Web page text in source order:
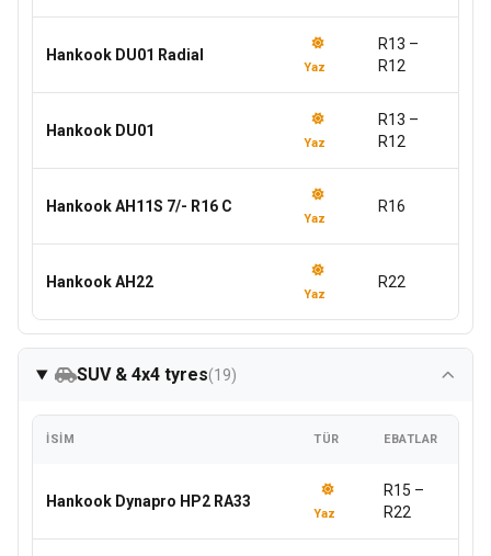
Hankook DU01 Radial
Yaz
R13 –
R12
Hankook DU01
Yaz
R13 –
R12
Hankook AH11S 7/- R16 C
Yaz
R16
Hankook AH22
Yaz
R22
SUV & 4x4 tyres(19)
İSIM TÜR EBATLAR
Hankook Dynapro HP2 RA33
Yaz
R15 –
R22